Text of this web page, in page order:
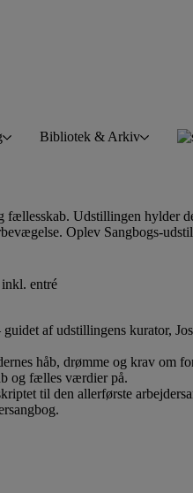
Bibliotek & Arkiv
Udstillingen hylder
Oplev Sangbogs-
entré
guidet af udstillingens kurator,
håb, drømme og krav om
og fælles værdier på.
til den allerførste